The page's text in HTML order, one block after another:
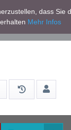
Netto zzgl.
Mwst
dass Sie
Mehr Infos